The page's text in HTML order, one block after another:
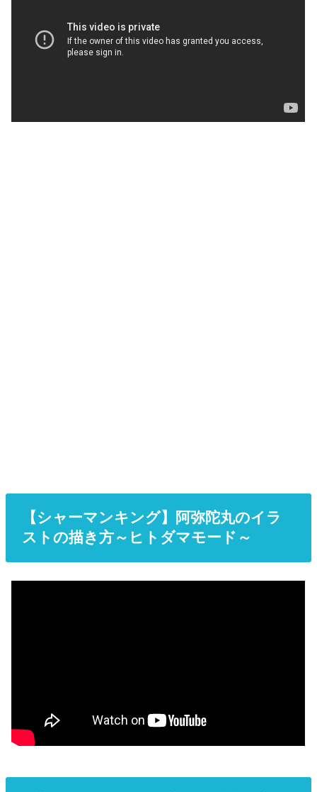
【シャーマンキング】阿弥陀丸のイラ
ストの描き方～ヒトダマモード～